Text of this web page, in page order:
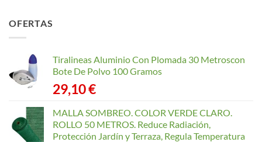
168,65 €
OFERTAS
Tiralineas Aluminio Con Plomada 30 Metroscon
Bote De Polvo 100 Gramos
29,10€
MALLA SOMBREO. COLOR VERDE CLARO.
ROLLO 50 METROS. Reduce Radiación,
Protección Jardín y Terraza, Regula Temperatura